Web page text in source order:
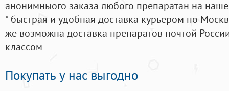
анонимныого заказа любого препаратан на
* быстрая и удобная доставка курьером по
же возможна доставка препаратов почтой
классом
Покупать у нас выгодно